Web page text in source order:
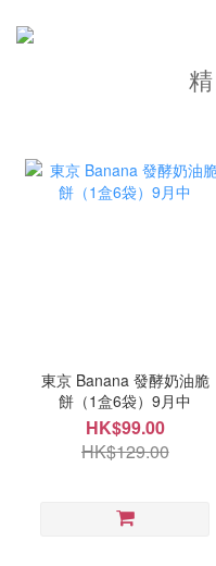
東京 Banana 發酵奶油脆
餅（1盒6袋）9月中
HK$99.00
HK$129.00